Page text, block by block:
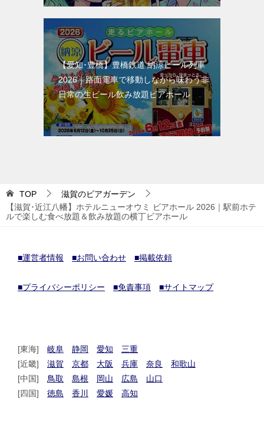
【愛知･豊橋】豊橋鉄道 納涼ビール列車
2026｜路面電車で移動しながら味わう非
日常の生ビール飲み放題ビアホール
TOP
滋賀のビアガーデン
【滋賀･近江八幡】ホテルニューオウミ ビアホール 2026｜駅前ホテ
ルで楽しむ食べ放題＆飲み放題の横丁ビアホール
■運営者情報 ■お問い合わせ ■掲載依頼
■プライバシーポリシー ■免責事項 ■サイトマップ
[東海] 岐阜 静岡 愛知
三重
[近畿] 滋賀 京都 大阪 兵庫 奈良
和歌山
[中国] 鳥取 島根 岡山 広島
山口
[四国] 徳島 香川 愛媛 高知